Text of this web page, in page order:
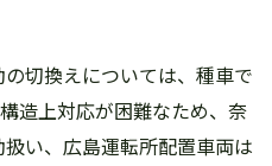
切換えについては、種車で
造上対応が困難なため、奈
い、広島運転所配置車両は